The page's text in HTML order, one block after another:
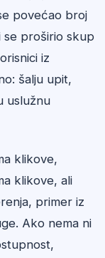
povećao broj
se proširio skup
iz
šalju upit,
uslužnu
klikove,
klikove, ali
primer iz
Ako nema ni